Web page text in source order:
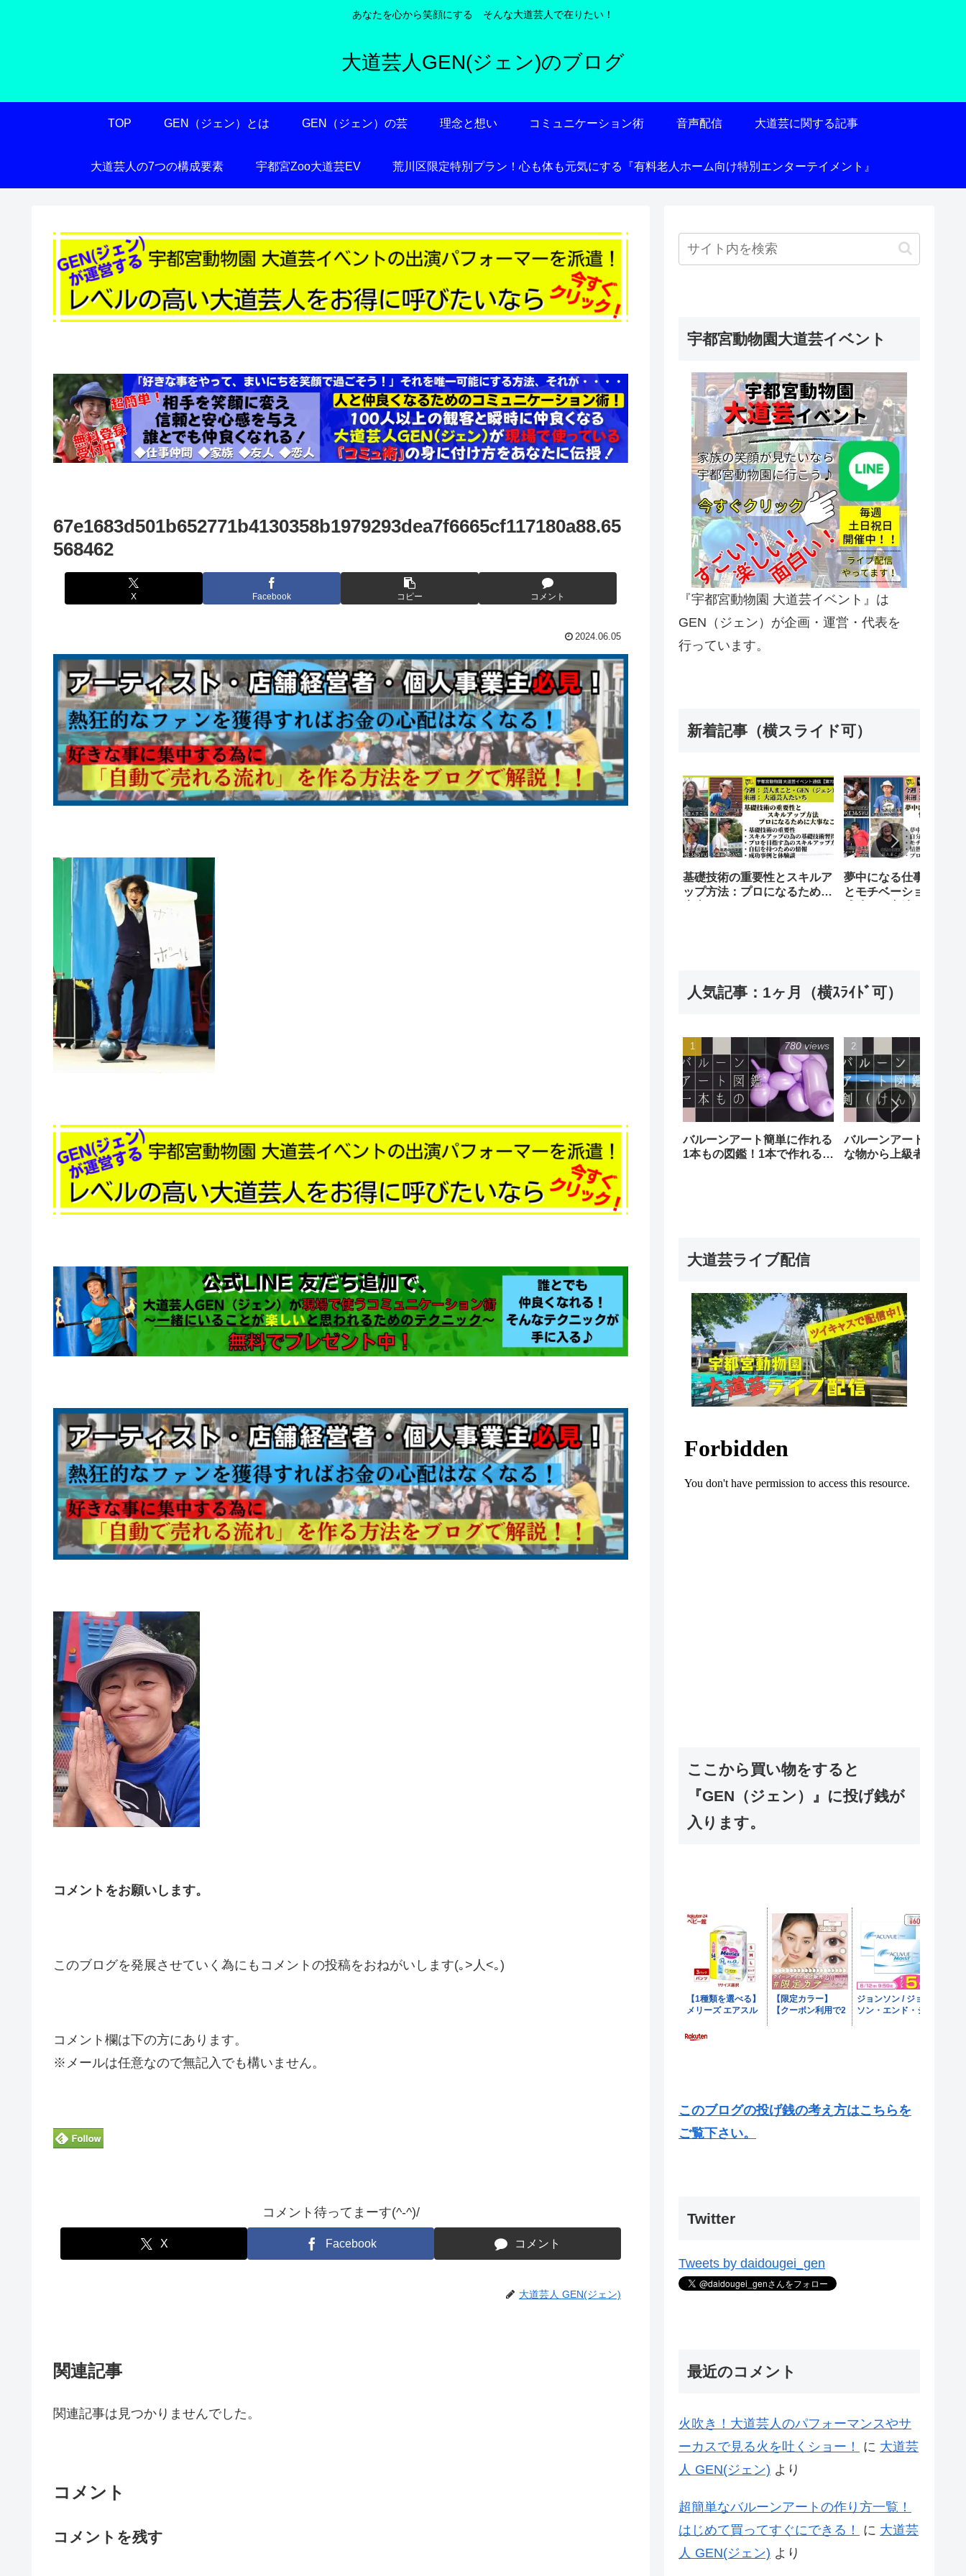
あなたを心から笑顔にする そんな大道芸人で在りたい！
大道芸人GEN(ジェン)のブログ
TOP GEN（ジェン）とは GEN（ジェン）の芸 理念と想い コミュニケーション術 音声配信 大道芸に関する記事
大道芸人の7つの構成要素 宇都宮Zoo大道芸EV 荒川区限定特別プラン！心も体も元気にする『有料老人ホーム向け特別エンターテイメント』
67e1683d501b652771b4130358b1979293dea7f6665cf117180a88.65
568462
X Facebook コピー コメント
2024.06.05
コメントをお願いします。
このブログを発展させていく為にもコメントの投稿をおねがいします(｡>人<｡)
コメント欄は下の方にあります。
※メールは任意なので無記入でも構いません。
コメント待ってまーす(^-^)/
X Facebook コメント
大道芸人 GEN(ジェン)
関連記事
関連記事は見つかりませんでした。
コメント
コメントを残す
宇都宮動物園大道芸イベント
『宇都宮動物園 大道芸イベント』は
GEN（ジェン）が企画・運営・代表を
行っています。
新着記事（横スライド可）
基礎技術の重要性とスキルア
ップ方法：プロになるために
夢中になる仕事を発見
とモチベーションをア
人気記事：1ヶ月（横ｽﾗｲﾄﾞ可）
バルーンアート簡単に作れる
1本もの図鑑！1本で作れる簡
780 views
バルーンアート剣図鑑
な物から上級者向けの
大道芸ライブ配信
ここから買い物をすると
『GEN（ジェン）』に投げ銭が
入ります。
このブログの投げ銭の考え方はこちらを
ご覧下さい。
Twitter
Tweets by daidougei_gen
最近のコメント
火吹き！大道芸人のパフォーマンスやサ
ーカスで見る火を吐くショー！
に 大道芸
人 GEN(ジェン) より
超簡単なバルーンアートの作り方一覧！
はじめて買ってすぐにできる！
に 大道芸
人 GEN(ジェン) より